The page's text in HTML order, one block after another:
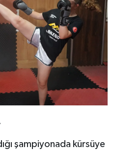
şampiyonada kürsüye